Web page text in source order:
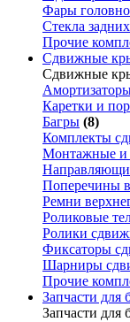
Фары
Стекла
Прочие
Сдвижные
Сдвижные
Каретки и
Багры (8)
Комплекты
Монтажные и
Поперечины
Ремни
Роликовые
Ролики
Фиксаторы
Шарниры
Прочие
Запчасти для
Запчасти для